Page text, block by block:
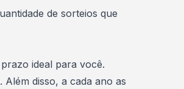
de sorteios que
ideal para você.
disso, a cada ano as